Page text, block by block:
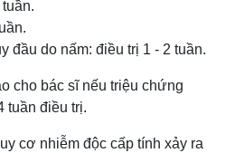
đầu do nấm: điều trị 1 - 2 tuần.
cho bác sĩ nếu triệu chứng
tuần điều trị.
cơ nhiễm độc cấp tính xảy ra